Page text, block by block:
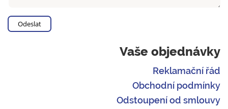
Vaše objednávky
Reklamační řád
Obchodní podmínky
Odstoupení od smlouvy